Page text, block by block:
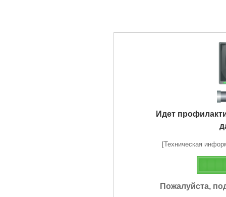
Идет
[Техническая
Пожалуйста,